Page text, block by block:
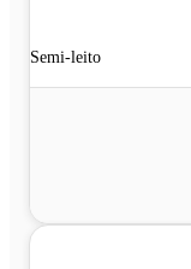
Semi-leito